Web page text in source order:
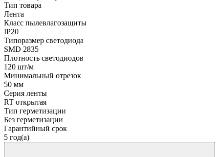
Тип товара
Лента
Класс пылевлагозащиты
IP20
Типоразмер светодиода
SMD 2835
Плотность светодиодов
120 шт/м
Минимальный отрезок
50 мм
Серия ленты
RT открытая
Тип герметизации
Без герметизации
Гарантийный срок
5 год(а)